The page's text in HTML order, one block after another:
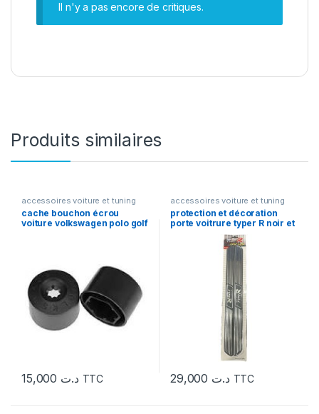
Il n'y a pas encore de critiques.
Produits similaires
accessoires voiture et tuning
cache bouchon écrou
voiture volkswagen polo golf
د.ت TTC
accessoires voiture et tuning
protection et décoration
porte voitrure typer R noir et
د.ت TTC